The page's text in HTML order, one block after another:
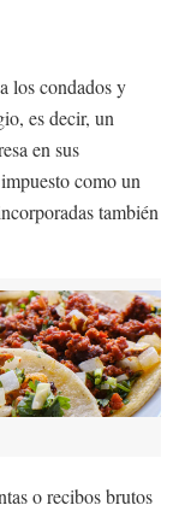
los condados y
es decir, un
en sus
como un
también
o recibos brutos